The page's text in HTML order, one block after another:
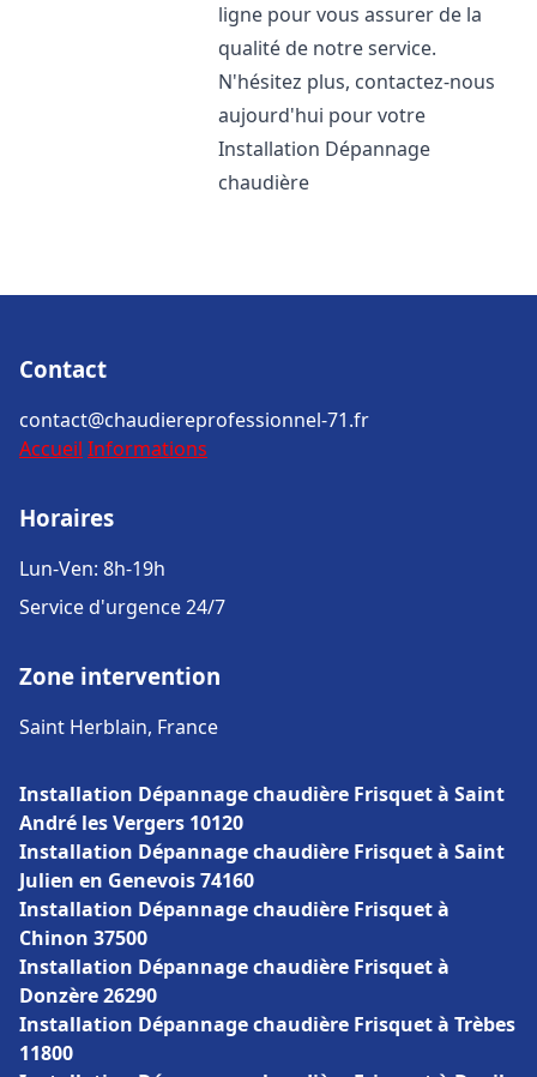
ligne pour vous assurer de la
qualité de notre service.
N'hésitez plus, contactez-nous
aujourd'hui pour votre
Installation Dépannage
chaudière
Contact
contact@chaudiereprofessionnel-71.fr
Accueil Informations
Horaires
Lun-Ven: 8h-19h
Service d'urgence 24/7
Zone intervention
Saint Herblain, France
Installation Dépannage chaudière Frisquet à Saint
André les Vergers 10120
Installation Dépannage chaudière Frisquet à Saint
Julien en Genevois 74160
Installation Dépannage chaudière Frisquet à
Chinon 37500
Installation Dépannage chaudière Frisquet à
Donzère 26290
Installation Dépannage chaudière Frisquet à Trèbes
11800